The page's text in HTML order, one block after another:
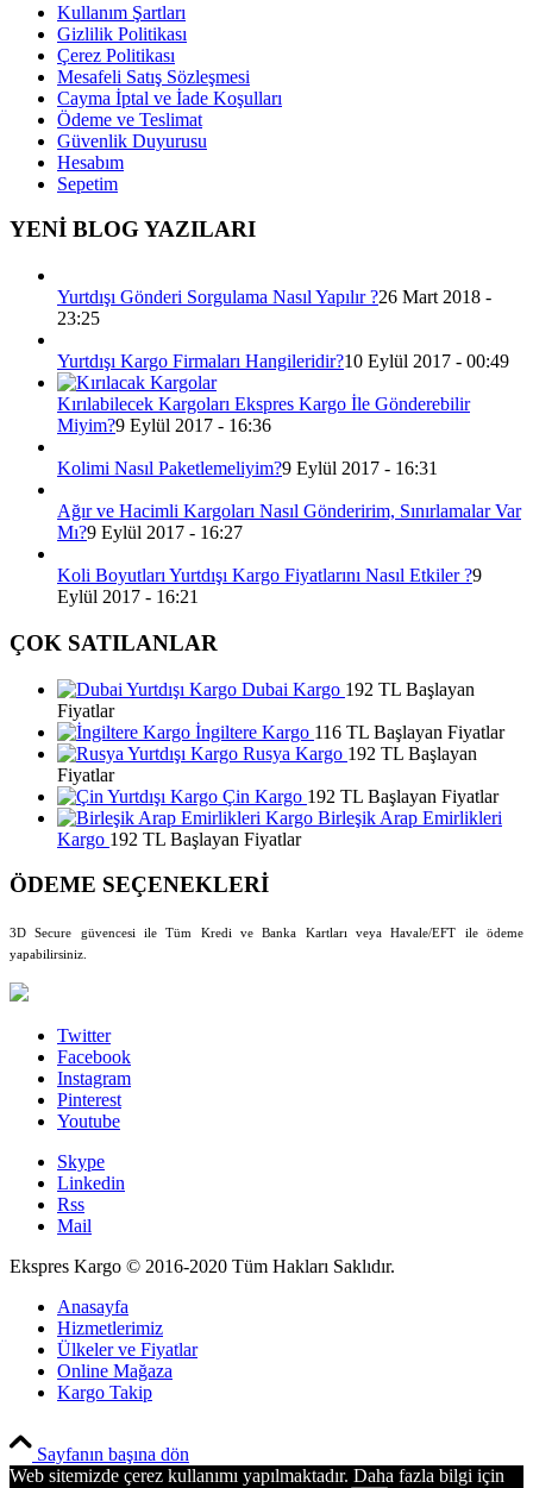
PCI-DSS Ödeme Güvenliği
Kullanım Şartları
Gizlilik Politikası
Çerez Politikası
Mesafeli Satış Sözleşmesi
Cayma İptal ve İade Koşulları
Ödeme ve Teslimat
Güvenlik Duyurusu
Hesabım
Sepetim
YENİ BLOG YAZILARI
Yurtdışı Gönderi Sorgulama Nasıl Yapılır ?26 Mart 2018 -
23:25
Yurtdışı Kargo Firmaları Hangileridir?10 Eylül 2017 - 00:49
Kırılabilecek Kargoları Ekspres Kargo İle Gönderebilir
Miyim?9 Eylül 2017 - 16:36
Kolimi Nasıl Paketlemeliyim?9 Eylül 2017 - 16:31
Ağır ve Hacimli Kargoları Nasıl Gönderirim, Sınırlamalar Var
Mı?9 Eylül 2017 - 16:27
Koli Boyutları Yurtdışı Kargo Fiyatlarını Nasıl Etkiler ?9
Eylül 2017 - 16:21
ÇOK SATILANLAR
Dubai Kargo 192 TL Başlayan
Fiyatlar
İngiltere Kargo 116 TL Başlayan Fiyatlar
Rusya Kargo 192 TL Başlayan
Fiyatlar
Çin Kargo 192 TL Başlayan Fiyatlar
Birleşik Arap Emirlikleri
Kargo 192 TL Başlayan Fiyatlar
ÖDEME SEÇENEKLERİ
3D Secure güvencesi ile Tüm Kredi ve Banka Kartları veya Havale/EFT ile ödeme
yapabilirsiniz.
Twitter
Facebook
Instagram
Pinterest
Youtube
Skype
Linkedin
Rss
Mail
Ekspres Kargo © 2016-2020 Tüm Hakları Saklıdır.
Anasayfa
Hizmetlerimiz
Ülkeler ve Fiyatlar
Online Mağaza
Kargo Takip
Sayfanın başına dön
Web sitemizde çerez kullanımı yapılmaktadır. Daha fazla bilgi için